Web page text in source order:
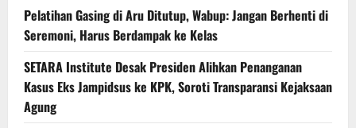
Pelatihan Gasing di Aru Ditutup, Wabup: Jangan Berhenti di
Seremoni, Harus Berdampak ke Kelas
SETARA Institute Desak Presiden Alihkan Penanganan
Kasus Eks Jampidsus ke KPK, Soroti Transparansi Kejaksaan
Agung